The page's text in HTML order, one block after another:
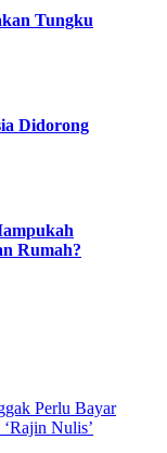
Tungku
Didorong
Rumah?
Perlu Bayar
Nulis’